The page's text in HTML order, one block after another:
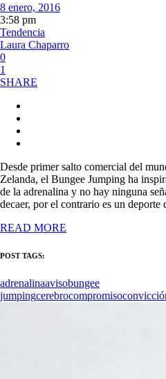
8 enero, 2016
3:58 pm
Tendencia
Laura Chaparro
0
1
SHARE
Desde primer salto comercial del
Zelanda, el Bungee Jumping ha
de la adrenalina y no hay ninguna
decaer, por el contrario es un deporte
READ MORE
POST TAGS:
adrenalinaavisobungee
jumpingcerebrocompromiso